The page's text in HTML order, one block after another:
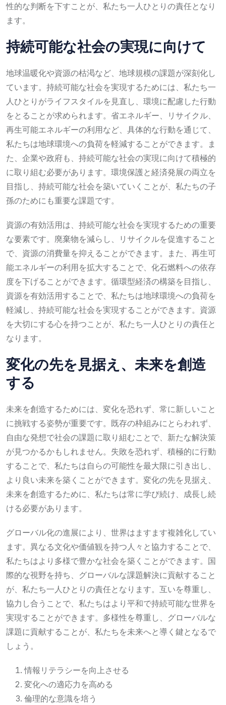
性的な判断を下すことが、私たち一人ひとりの責任となり
ます。
持続可能な社会の実現に向けて
地球温暖化や資源の枯渇など、地球規模の課題が深刻化し
ています。持続可能な社会を実現するためには、私たち一
人ひとりがライフスタイルを見直し、環境に配慮した行動
をとることが求められます。省エネルギー、リサイクル、
再生可能エネルギーの利用など、具体的な行動を通じて、
私たちは地球環境への負荷を軽減することができます。ま
た、企業や政府も、持続可能な社会の実現に向けて積極的
に取り組む必要があります。環境保護と経済発展の両立を
目指し、持続可能な社会を築いていくことが、私たちの子
孫のためにも重要な課題です。
資源の有効活用は、持続可能な社会を実現するための重要
な要素です。廃棄物を減らし、リサイクルを促進すること
で、資源の消費量を抑えることができます。また、再生可
能エネルギーの利用を拡大することで、化石燃料への依存
度を下げることができます。循環型経済の構築を目指し、
資源を有効活用することで、私たちは地球環境への負荷を
軽減し、持続可能な社会を実現することができます。資源
を大切にする心を持つことが、私たち一人ひとりの責任と
なります。
変化の先を見据え、未来を創造
する
未来を創造するためには、変化を恐れず、常に新しいこと
に挑戦する姿勢が重要です。既存の枠組みにとらわれず、
自由な発想で社会の課題に取り組むことで、新たな解決策
が見つかるかもしれません。失敗を恐れず、積極的に行動
することで、私たちは自らの可能性を最大限に引き出し、
より良い未来を築くことができます。変化の先を見据え、
未来を創造するために、私たちは常に学び続け、成長し続
ける必要があります。
グローバル化の進展により、世界はますます複雑化してい
ます。異なる文化や価値観を持つ人々と協力することで、
私たちはより多様で豊かな社会を築くことができます。国
際的な視野を持ち、グローバルな課題解決に貢献すること
が、私たち一人ひとりの責任となります。互いを尊重し、
協力し合うことで、私たちはより平和で持続可能な世界を
実現することができます。多様性を尊重し、グローバルな
課題に貢献することが、私たちを未来へと導く鍵となるで
しょう。
情報リテラシーを向上させる
変化への適応力を高める
倫理的な意識を培う